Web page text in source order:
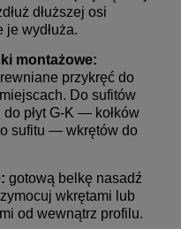
dłuższej osi
wydłuża.
montażowe:
przykręć do
Do sufitów
do płyt G-K — kołków
sufitu — wkrętów do
gotową belkę nasadź
wkrętami lub
od wewnątrz profilu.